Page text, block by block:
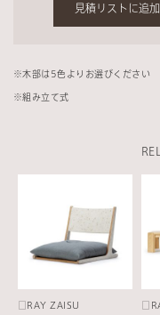
見積リストに追加
※木部は5色よりお選びください
※組み立て式
□RAY ZAISU